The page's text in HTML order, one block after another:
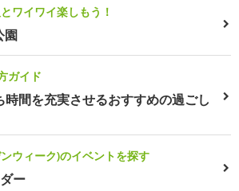
ワイワイ楽しもう！
園
ガイド
間を充実させるおすすめの過ごし
ウィーク)のイベントを探す
ー